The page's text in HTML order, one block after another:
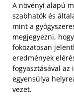
A növényi alapú
szabhatók és
mint a
megjegyezni,
fokozatosan
eredmények
fogyasztásával
egyensúlya
vezet.